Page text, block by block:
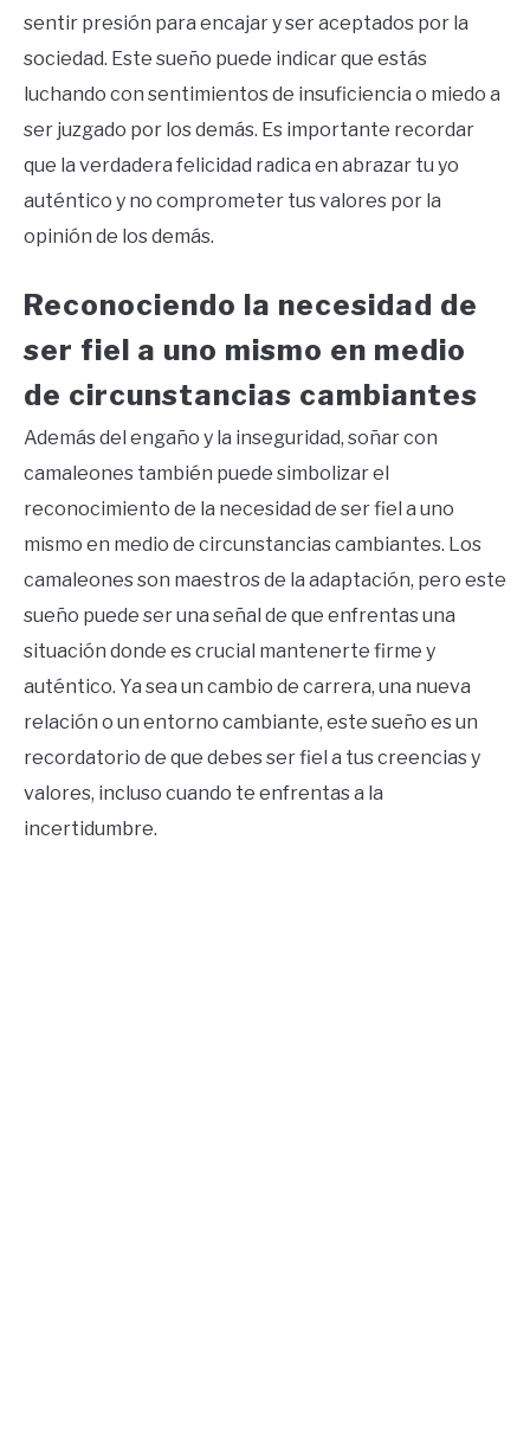
sentir presión para encajar y ser aceptados por la
sociedad. Este sueño puede indicar que estás
luchando con sentimientos de insuficiencia o miedo a
ser juzgado por los demás. Es importante recordar
que la verdadera felicidad radica en abrazar tu yo
auténtico y no comprometer tus valores por la
opinión de los demás.
Reconociendo la necesidad de
ser fiel a uno mismo en medio
de circunstancias cambiantes
Además del engaño y la inseguridad, soñar con
camaleones también puede simbolizar el
reconocimiento de la necesidad de ser fiel a uno
mismo en medio de circunstancias cambiantes. Los
camaleones son maestros de la adaptación, pero este
sueño puede ser una señal de que enfrentas una
situación donde es crucial mantenerte firme y
auténtico. Ya sea un cambio de carrera, una nueva
relación o un entorno cambiante, este sueño es un
recordatorio de que debes ser fiel a tus creencias y
valores, incluso cuando te enfrentas a la
incertidumbre.